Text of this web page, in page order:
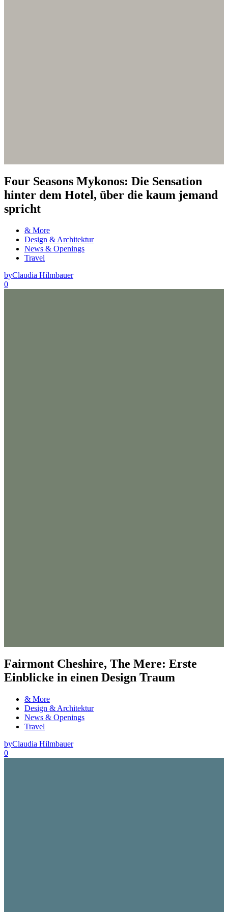
Four Seasons Mykonos: Die Sensation
hinter dem Hotel, über die kaum jemand
spricht
& More
Design & Architektur
News & Openings
Travel
byClaudia Hilmbauer
0
Fairmont Cheshire, The Mere: Erste
Einblicke in einen Design Traum
& More
Design & Architektur
News & Openings
Travel
byClaudia Hilmbauer
0